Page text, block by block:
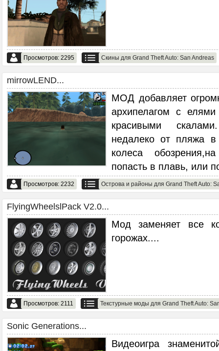
Просмотров: 2295 Скины для Grand Theft Auto: San Andreas
mirrowLEND...
МОД добавляет
архипелагом с
красивыми
недалеко от пляжа в
колеса
попасть в плавь, или
Просмотров: 2232 Острова и районы для Grand Theft Auto:
FlyingWheelslPack V2.0...
Мод заменяет все
горожах....
Просмотров: 2111 Текстурные моды для Grand Theft Auto:
Sonic Generations...
Видеоигра